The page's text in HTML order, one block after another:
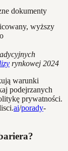
dokumenty
wyższy
rynkowej 2024
warunki
podejrzanych
prywatności.
ai/porady-